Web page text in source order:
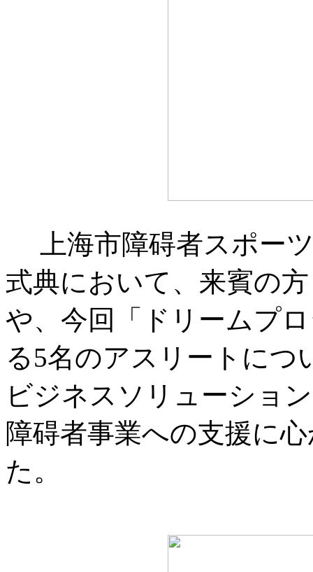
上海市障碍者スポー
式典において、来賓の
や、今回「ドリームプ
る5名のアスリートにつ
ビジネスソリューショ
障碍者事業への支援に
た。